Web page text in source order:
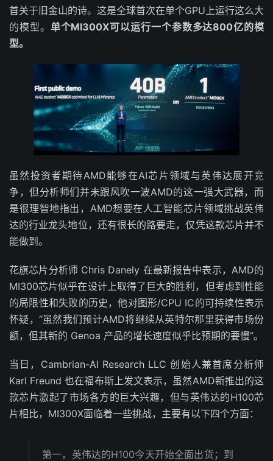
首关于旧金山的诗。这是全球首次在单个GPU上运行这么大
的模型。 单个MI300X可以运行一个参数多达800亿的模
型。
虽然投资者期待AMD能够在AI芯片领域与英伟达展开竞
争，但分析师们并未跟风吹一波AMD的这一强大武器，而
是很理智地指出，AMD想要在人工智能芯片领域挑战英伟
达的行业龙头地位，还有很长的路要走，仅凭这款芯片并不
能做到。
花旗芯片分析师 Chris Danely 在最新报告中表示，AMD的
MI300芯片似乎在设计上取得了巨大的胜利，但考虑到性能
的局限性和失败的历史，他对图形/CPU IC的可持续性表示
怀疑，“虽然我们预计AMD将继续从英特尔那里获得市场份
额，但其新的 Genoa 产品的增长速度似乎比预期的要慢”。
当日，Cambrian-AI Research LLC 创始人兼首席分析师
Karl Freund 也在福布斯上发文表示，虽然AMD新推出的这
款芯片激起了市场各方的巨大兴趣，但与英伟达的H100芯
片相比，MI300X面临着一些挑战，主要有以下四个方面：
第一，英伟达的H100今天开始全面出货；到